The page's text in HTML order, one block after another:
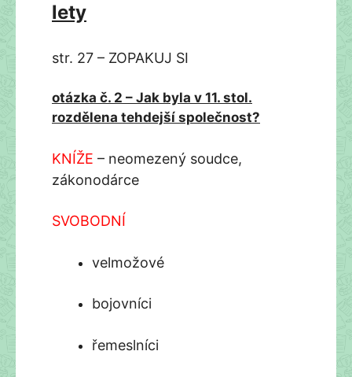
lety
str. 27 – ZOPAKUJ SI
otázka č. 2 – Jak byla v 11. stol.
rozdělena tehdejší společnost?
KNÍŽE – neomezený soudce,
zákonodárce
SVOBODNÍ
velmožové
bojovníci
řemeslníci